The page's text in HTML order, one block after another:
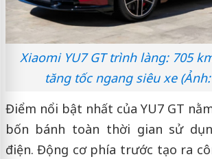
Xiaomi YU7 GT trình làng: 705
tăng tốc ngang siêu xe
Điểm nổi bật nhất của YU7 GT
bốn bánh toàn thời gian sử
điện. Động cơ phía trước tạo ra